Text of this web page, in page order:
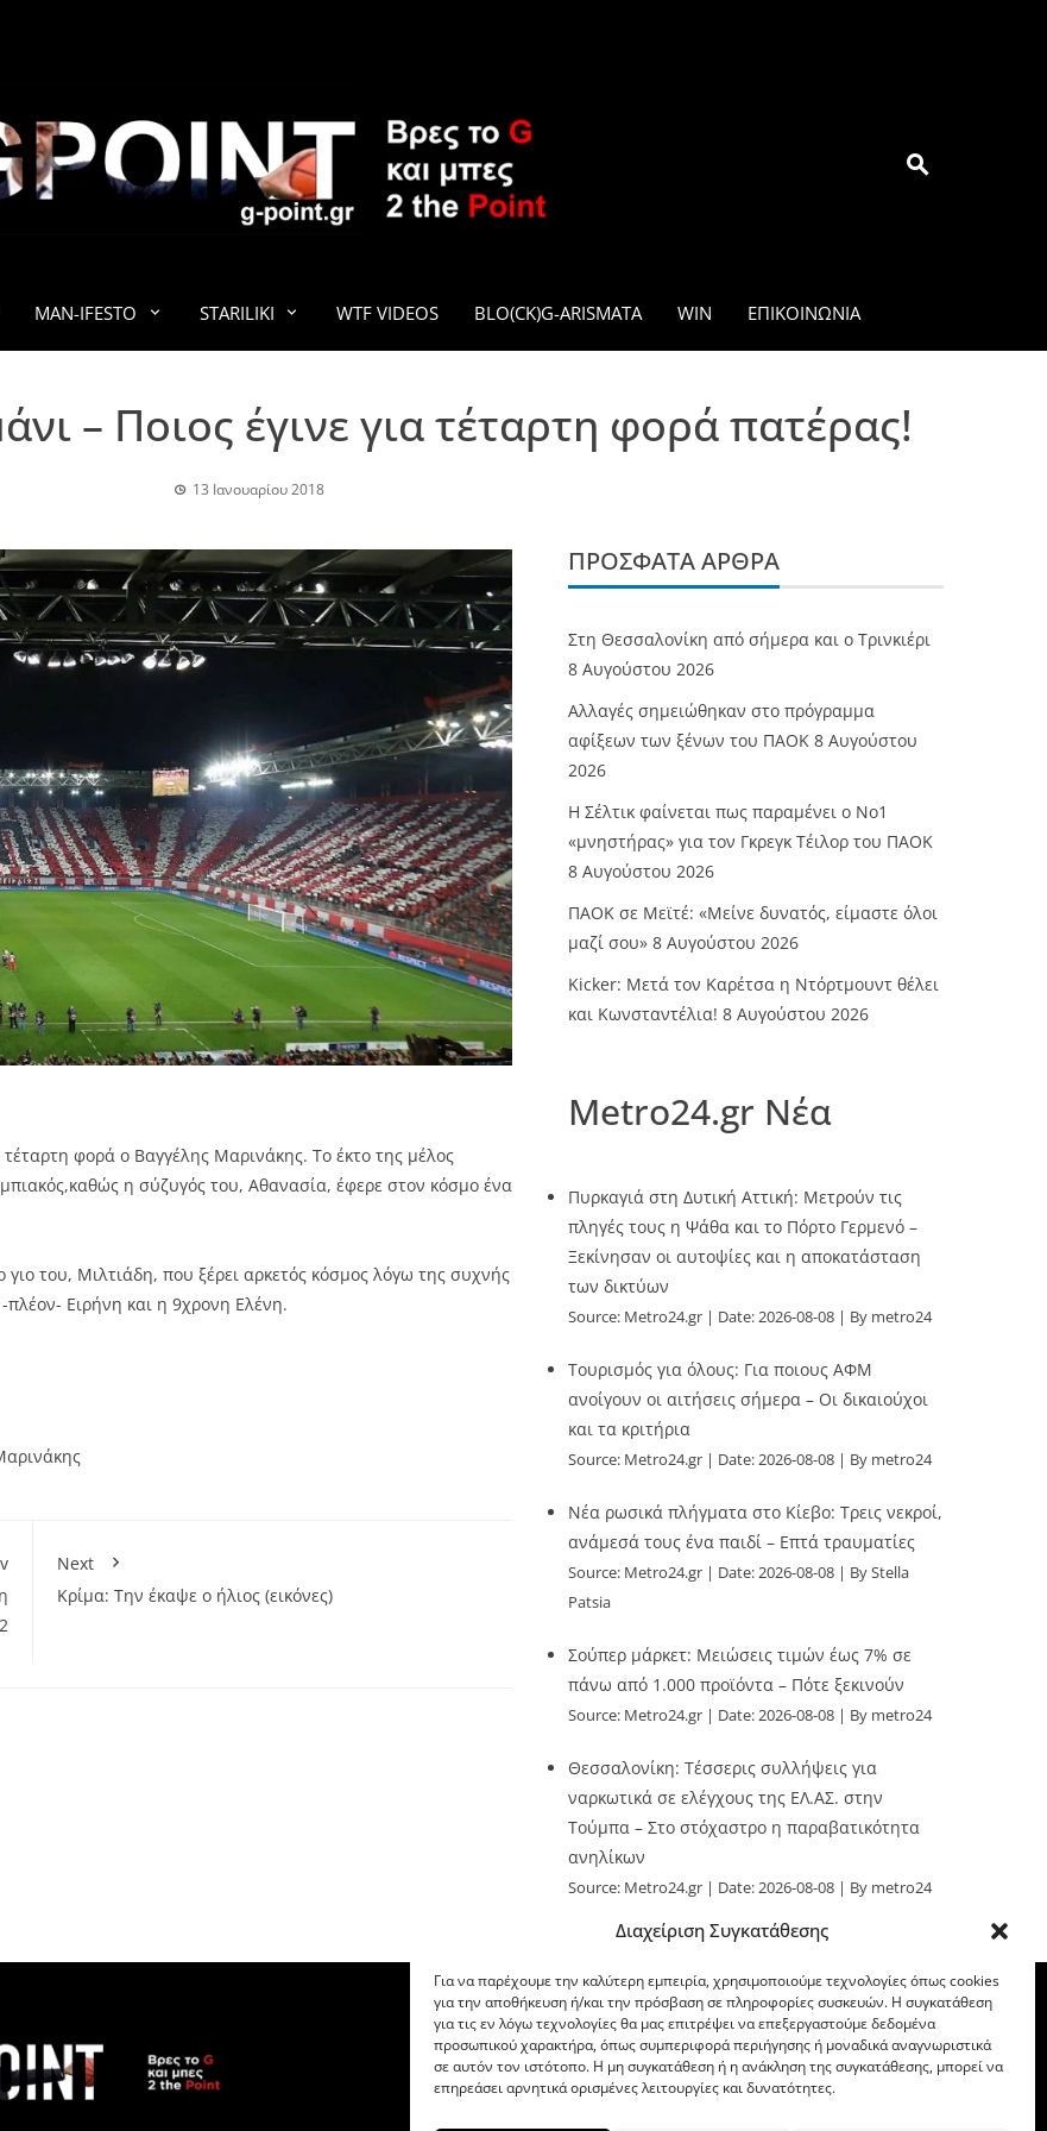
Διαχείριση Συγκατάθεσης
Για να παρέχουμε την καλύτερη εμπειρία, χρησιμοποιούμε τεχνολογίες όπως cookies
για την αποθήκευση ή/και την πρόσβαση σε πληροφορίες συσκευών. Η συγκατάθεση
για τις εν λόγω τεχνολογίες θα μας επιτρέψει να επεξεργαστούμε δεδομένα
προσωπικού χαρακτήρα, όπως συμπεριφορά περιήγησης ή μοναδικά αναγνωριστικά
σε αυτόν τον ιστότοπο. Η μη συγκατάθεση ή η ανάκληση της συγκατάθεσης, μπορεί να
επηρεάσει αρνητικά ορισμένες λειτουργίες και δυνατότητες.
G-POINT.GR
MAN-IFESTO STARILIKI WTF VIDEOS BLO(CK)G-ARISMATA WIN ΕΠΙΚΟΙΝΩΝΊΑ
– Ποιος έγινε για τέταρτη φορά πατέρας!
13 Ιανουαρίου 2018
φορά ο Βαγγέλης Μαρινάκης. Το έκτο της μέλος
η σύζυγός του, Αθανασία, έφερε στον κόσμο ένα
γιο του, Μιλτιάδη, που ξέρει αρκετός κόσμος λόγω της συχνής
Ειρήνη και η 9χρονη Ελένη.
Next
Κρίμα: Την έκαψε ο ήλιος (εικόνες)
ΠΡΌΣΦΑΤΑ ΆΡΘΡΑ
Στη Θεσσαλονίκη από σήμερα και ο Τρινκιέρι
8 Αυγούστου 2026
Αλλαγές σημειώθηκαν στο πρόγραμμα
αφίξεων των ξένων του ΠΑΟΚ 8 Αυγούστου
2026
Η Σέλτικ φαίνεται πως παραμένει ο Νο1
«μνηστήρας» για τον Γκρεγκ Τέιλορ του ΠΑΟΚ
8 Αυγούστου 2026
ΠΑΟΚ σε Μεϊτέ: «Μείνε δυνατός, είμαστε όλοι
μαζί σου» 8 Αυγούστου 2026
Kicker: Μετά τον Καρέτσα η Ντόρτμουντ θέλει
και Κωνσταντέλια! 8 Αυγούστου 2026
Metro24.gr Νέα
Πυρκαγιά στη Δυτική Αττική: Μετρούν τις
πληγές τους η Ψάθα και το Πόρτο Γερμενό –
Ξεκίνησαν οι αυτοψίες και η αποκατάσταση
των δικτύων
Source: Metro24.gr Date: 2026-08-08 By metro24
Τουρισμός για όλους: Για ποιους ΑΦΜ
ανοίγουν οι αιτήσεις σήμερα – Οι δικαιούχοι
και τα κριτήρια
Source: Metro24.gr Date: 2026-08-08 By metro24
Νέα ρωσικά πλήγματα στο Κίεβο: Τρεις νεκροί,
ανάμεσά τους ένα παιδί – Επτά τραυματίες
Source: Metro24.gr Date: 2026-08-08
By Stella
Patsia
Σούπερ μάρκετ: Μειώσεις τιμών έως 7% σε
πάνω από 1.000 προϊόντα – Πότε ξεκινούν
Source: Metro24.gr Date: 2026-08-08 By metro24
Θεσσαλονίκη: Τέσσερις συλλήψεις για
ναρκωτικά σε ελέγχους της ΕΛ.ΑΣ. στην
Τούμπα – Στο στόχαστρο η παραβατικότητα
ανηλίκων
Source: Metro24.gr Date: 2026-08-08 By metro24